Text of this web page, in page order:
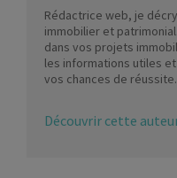
Rédactrice web, je
immobilier et
dans vos projets
les informations utiles
vos chances de réussite.
Découvrir cette